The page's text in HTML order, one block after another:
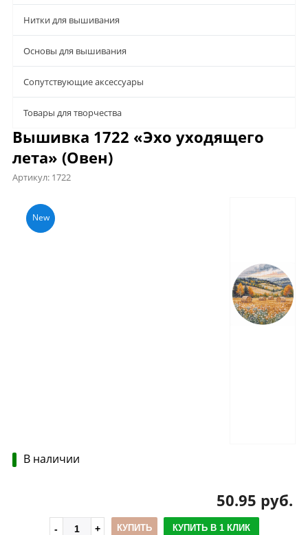
Нитки для вышивания
Основы для вышивания
Сопутствующие аксессуары
Товары для творчества
Вышивка 1722 «Эхо уходящего
лета» (Овен)
Артикул: 1722
Описание
New
В наличии
50.95 руб.
КУПИТЬ КУПИТЬ В 1 КЛИК